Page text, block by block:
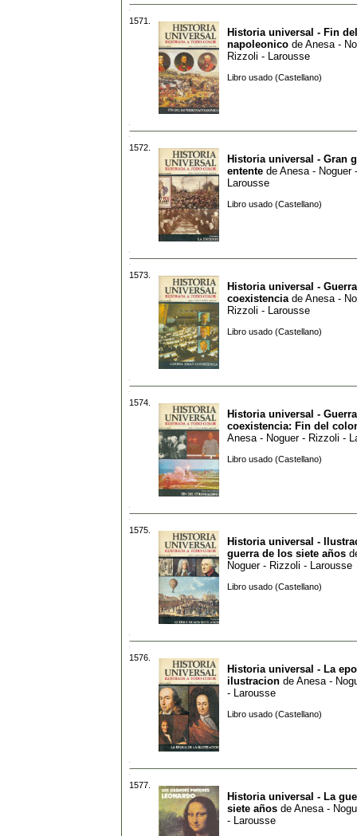
1571.
Historia universal - Fin
napoleonico de Anesa -
Rizzoli - Larousse
Libro usado (Castellano)
1572.
Historia universal - Gran
entente de Anesa - Noguer
Larousse
Libro usado (Castellano)
1573.
Historia universal -
coexistencia de Anesa -
Rizzoli - Larousse
Libro usado (Castellano)
1574.
Historia universal -
coexistencia: Fin del
Anesa - Noguer - Rizzoli -
Libro usado (Castellano)
1575.
Historia universal -
guerra de los siete años
Noguer - Rizzoli - Larousse
Libro usado (Castellano)
1576.
Historia universal - La
ilustracion de Anesa -
- Larousse
Libro usado (Castellano)
1577.
Historia universal - La
siete años de Anesa -
- Larousse